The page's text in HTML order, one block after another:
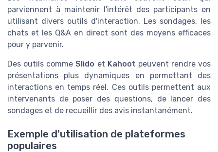
parviennent à maintenir l'intérêt des participants en
utilisant divers outils d'interaction. Les sondages, les
chats et les Q&A en direct sont des moyens efficaces
pour y parvenir.
Des outils commeSlido et Kahoot peuvent rendre vos
présentations plus dynamiques en permettant des
interactions en temps réel. Ces outils permettent aux
intervenants de poser des questions, de lancer des
sondages et de recueillir des avis instantanément.
Exemple d'utilisation de plateformes
populaires